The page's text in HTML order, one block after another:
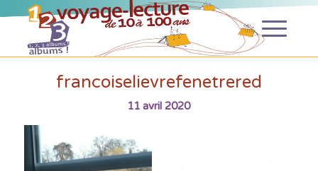
francoiselievrefenetrered
11 avril 2020